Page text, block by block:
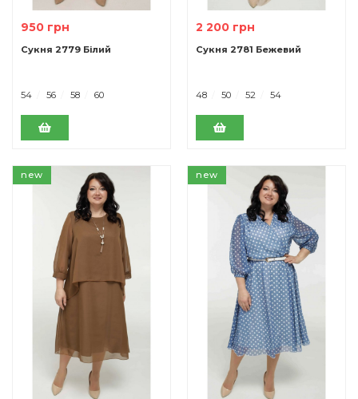
950 грн
Сукня 2779 Білий
54 56 58 60
2 200 грн
Сукня 2781 Бежевий
48 50 52 54
new new